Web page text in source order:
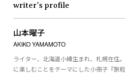
writer's profile
山本曜子
AKIKO YAMAMOTO
ライター、北海道小樽生まれ、札幌在住
に楽しむことをテーマにした小冊子『旅